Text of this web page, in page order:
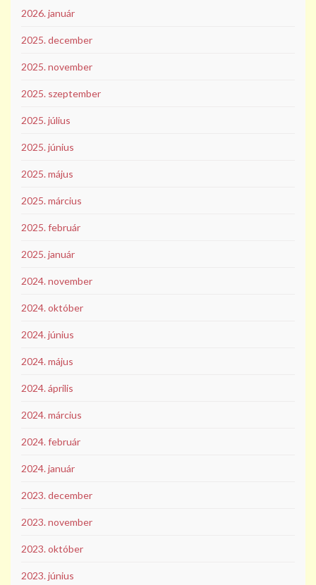
2026. január
2025. december
2025. november
2025. szeptember
2025. július
2025. június
2025. május
2025. március
2025. február
2025. január
2024. november
2024. október
2024. június
2024. május
2024. április
2024. március
2024. február
2024. január
2023. december
2023. november
2023. október
2023. június